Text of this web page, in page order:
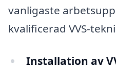
vanligaste
kvalificerad VVS-
Installation av